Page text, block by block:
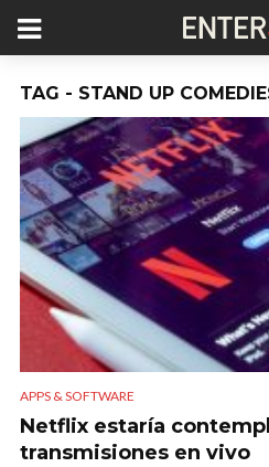
TAG - STAND UP
APPS & SOFTWARE
Netflix estaría
transmisiones en vivo